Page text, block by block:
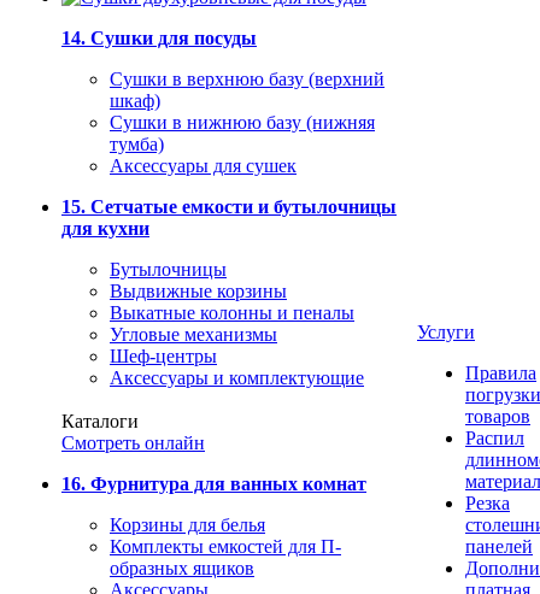
14. Сушки для посуды
Сушки в верхнюю базу (верхний
шкаф)
Сушки в нижнюю базу (нижняя
тумба)
Аксессуары для сушек
15. Сетчатые емкости и бутылочницы
для кухни
Бутылочницы
Выдвижные корзины
Выкатные колонны и пеналы
Угловые механизмы
Шеф-центры
Аксессуары и комплектующие
Каталоги
Смотреть онлайн
16. Фурнитура для ванных комнат
Корзины для белья
Комплекты емкостей для П-
образных ящиков
Аксессуары
Услуги
Правила
погрузки
товаров
Распил
Резка
панелей
платная